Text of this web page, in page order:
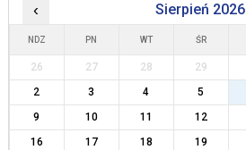
‹ Sierpień 2026
NDZ PN WT ŚR
26 27 28 29
2
3 4 5
9
10 11 12
16
17 18 19